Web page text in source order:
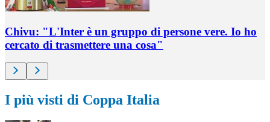
Chivu: "L'Inter è un gruppo di persone vere. Io ho
cercato di trasmettere una cosa"
I più visti di Coppa Italia